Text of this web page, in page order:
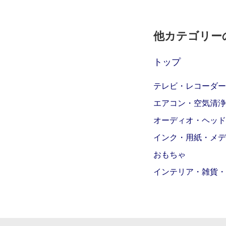
他カテゴリ
トップ
テレビ・レコーダー
エアコン・空気清
オーディオ・ヘッ
インク・用紙・メ
おもちゃ
インテリア・雑貨